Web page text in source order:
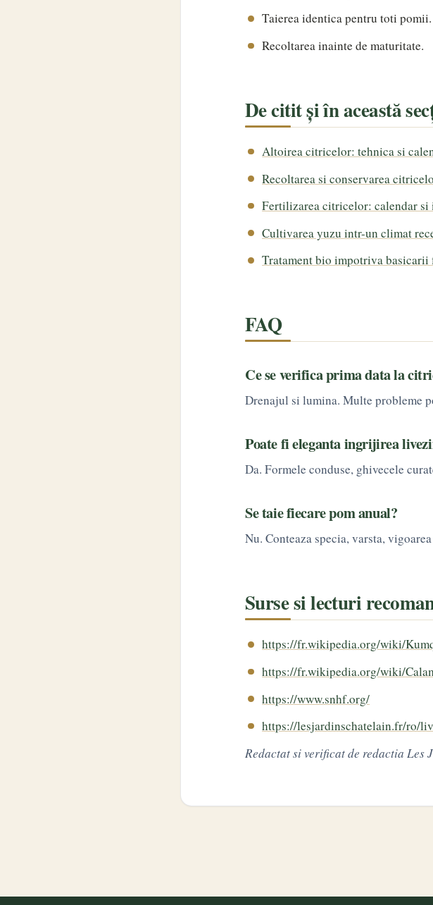
Taierea identica pentru toti pomii.
Recoltarea inainte de maturitate.
De citit și în această
Altoirea citricelor: tehnica si
Recoltarea si conservarea
Fertilizarea citricelor: calendar
Cultivarea yuzu intr-un climat
Tratament bio impotriva
FAQ
Ce se verifica prima data la
Drenajul si lumina. Multe probleme
Poate fi eleganta ingrijirea
Da. Formele conduse, ghivecele
Se taie fiecare pom anual?
Nu. Conteaza specia, varsta,
Surse si lecturi
https://fr.wikipedia.org/wiki/
https://fr.wikipedia.org/wiki/
https://www.snhf.org/
https://lesjardinschatelain.fr/ro/
Redactat si verificat de redactia Les